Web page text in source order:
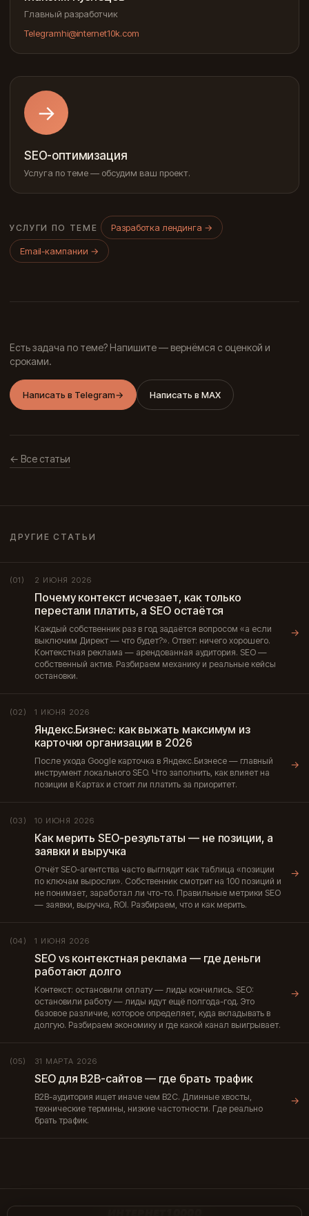
Главный разработчик
Telegramhi@internet10k.com
→
SEO-оптимизация
Услуга по теме — обсудим ваш проект.
УСЛУГИ ПО ТЕМЕ Разработка лендинга →
Email-кампании →
Есть задача по теме? Напишите — вернёмся с оценкой и
сроками.
Написать в Telegram→ Написать в MAX
← Все статьи
ДРУГИЕ СТАТЬИ
(01) 2 ИЮНЯ 2026
Почему контекст исчезает, как только
перестали платить, а SEO остаётся
Каждый собственник раз в год задаётся вопросом «а если
выключим Директ — что будет?». Ответ: ничего хорошего.
Контекстная реклама — арендованная аудитория. SEO —
собственный актив. Разбираем механику и реальные кейсы
остановки.
→
(02) 1 ИЮНЯ 2026
Яндекс.Бизнес: как выжать максимум из
карточки организации в 2026
После ухода Google карточка в Яндекс.Бизнесе — главный
инструмент локального SEO. Что заполнить, как влияет на
позиции в Картах и стоит ли платить за приоритет.
→
(03) 10 ИЮНЯ 2026
Как мерить SEO-результаты — не позиции, а
заявки и выручка
Отчёт SEO-агентства часто выглядит как таблица «позиции
по ключам выросли». Собственник смотрит на 100 позиций и
не понимает, заработал ли что-то. Правильные метрики SEO
— заявки, выручка, ROI. Разбираем, что и как мерить.
→
(04) 1 ИЮНЯ 2026
SEO vs контекстная реклама — где деньги
работают долго
Контекст: остановили оплату — лиды кончились. SEO:
остановили работу — лиды идут ещё полгода-год. Это
базовое различие, которое определяет, куда вкладывать в
долгую. Разбираем экономику и где какой канал выигрывает.
→
(05) 31 МАРТА 2026
SEO для B2B-сайтов — где брать трафик
B2B-аудитория ищет иначе чем B2C. Длинные хвосты,
технические термины, низкие частотности. Где реально
брать трафик.
→